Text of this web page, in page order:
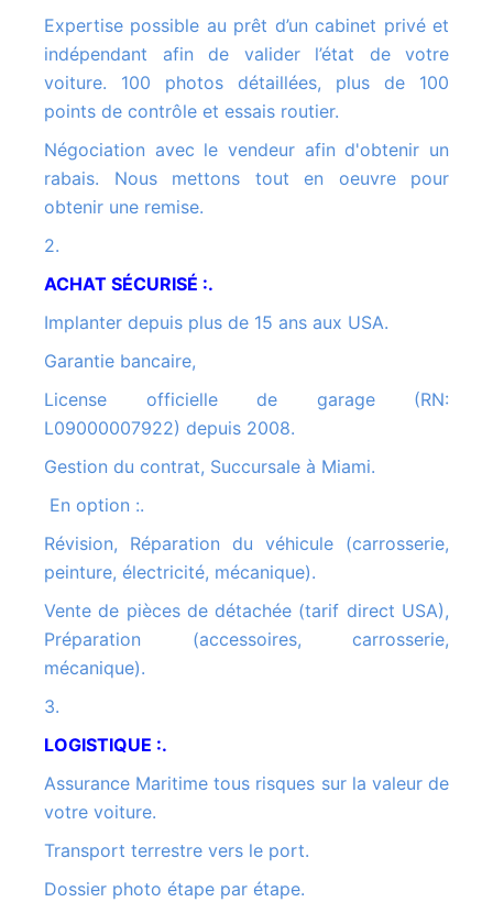
Expertise possible au prêt d’un cabinet privé et
indépendant afin de valider l’état de votre
voiture. 100 photos détaillées, plus de 100
points de contrôle et essais routier.
Négociation avec le vendeur afin d'obtenir un
rabais. Nous mettons tout en oeuvre pour
obtenir une remise.
2.
ACHAT SÉCURISÉ :.
Implanter depuis plus de 15 ans aux USA.
Garantie bancaire,
License officielle de garage (RN:
L09000007922) depuis 2008.
Gestion du contrat, Succursale à Miami.
En option :.
Révision, Réparation du véhicule (carrosserie,
peinture, électricité, mécanique).
Vente de pièces de détachée (tarif direct USA),
Préparation (accessoires, carrosserie,
mécanique).
3.
LOGISTIQUE :.
Assurance Maritime tous risques sur la valeur de
votre voiture.
Transport terrestre vers le port.
Dossier photo étape par étape.